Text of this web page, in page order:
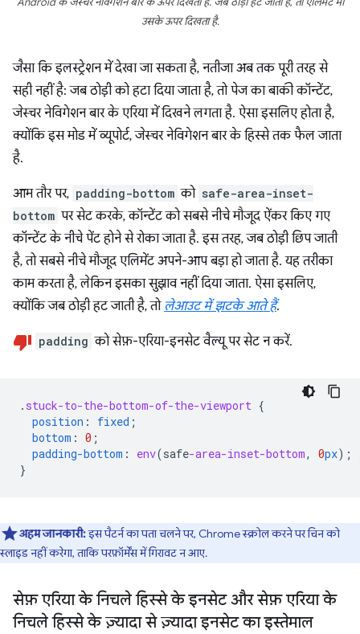
Android के जेस्चर नेविगेशन बार के ऊपर दिखता है. जब ठोड़ी हट जाती है, तो एलिमेंट भी
उसके ऊपर दिखता है.
जैसा कि इलस्ट्रेशन में देखा जा सकता है, नतीजा अब तक पूरी तरह से
सही नहीं है: जब ठोड़ी को हटा दिया जाता है, तो पेज का बाकी कॉन्टेंट,
जेस्चर नेविगेशन बार के एरिया में दिखने लगता है. ऐसा इसलिए होता है,
क्योंकि इस मोड में व्यूपोर्ट, जेस्चर नेविगेशन बार के हिस्से तक फैल जाता
है.
आम तौर पर, padding-bottom को safe-area-inset-
bottom पर सेट करके, कॉन्टेंट को सबसे नीचे मौजूद ऐंकर किए गए
कॉन्टेंट के नीचे पेंट होने से रोका जाता है. इस तरह, जब ठोड़ी छिप जाती
है, तो सबसे नीचे मौजूद एलिमेंट अपने-आप बड़ा हो जाता है. यह तरीका
काम करता है, लेकिन इसका सुझाव नहीं दिया जाता. ऐसा इसलिए,
क्योंकि जब ठोड़ी हट जाती है, तो लेआउट में झटके आते हैं.
padding को सेफ़-एरिया-इनसेट वैल्यू पर सेट न करें.
. stuck-to-the-bottom-of-the-viewport {
position : fixed ;
bottom : 0 ;
padding-bottom : env(safe-area-inset-bottom, 0px);
}
अहम जानकारी:इस पैटर्न का पता चलने पर, Chrome स्क्रोल करने पर चिन को
स्लाइड नहीं करेगा, ताकि परफ़ॉर्मेंस में गिरावट न आए.
सेफ़ एरिया के निचले हिस्से के इनसेट और सेफ़ एरिया के
निचले हिस्से के ज़्यादा से ज़्यादा इनसेट का इस्तेमाल